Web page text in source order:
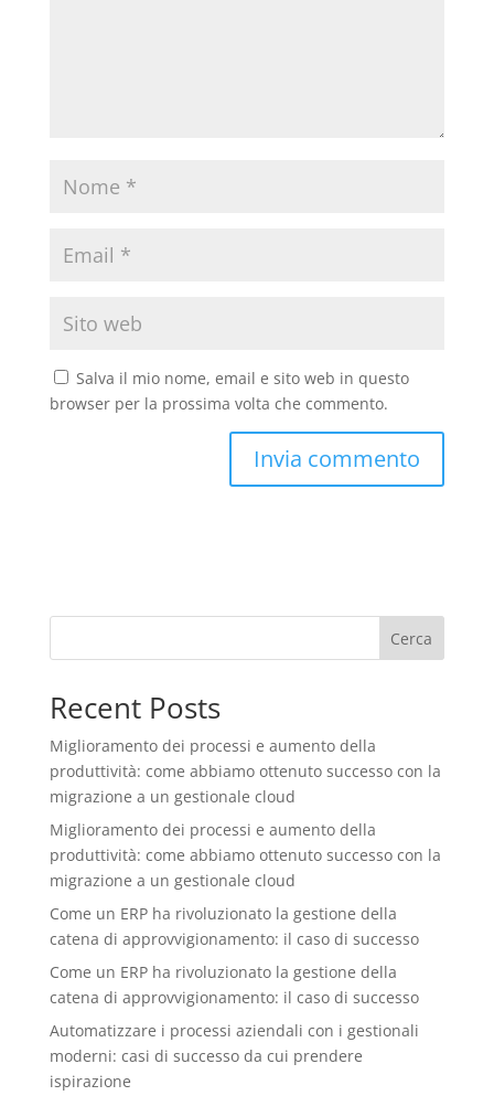
Salva il mio nome, email e sito web in questo
browser per la prossima volta che commento.
Cerca
Recent Posts
Miglioramento dei processi e aumento della
produttività: come abbiamo ottenuto successo con la
migrazione a un gestionale cloud
Miglioramento dei processi e aumento della
produttività: come abbiamo ottenuto successo con la
migrazione a un gestionale cloud
Come un ERP ha rivoluzionato la gestione della
catena di approvvigionamento: il caso di successo
Come un ERP ha rivoluzionato la gestione della
catena di approvvigionamento: il caso di successo
Automatizzare i processi aziendali con i gestionali
moderni: casi di successo da cui prendere
ispirazione